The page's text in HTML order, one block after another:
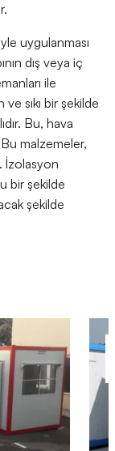
uygulanması
dış veya iç
ile
sıkı bir şekilde
Bu, hava
Bu malzemeler,
İzolasyon
bir şekilde
şekilde